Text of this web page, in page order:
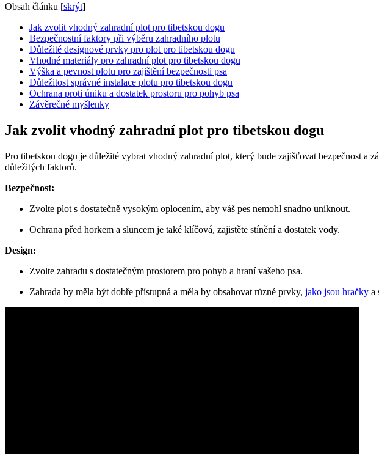
Obsah článku [skrýt]
Jak zvolit vhodný zahradní plot pro tibetskou dogu
Bezpečnostní faktory při výběru zahradního plotu
Důležité designové prvky pro plot pro tibetskou dogu
Vhodné materiály pro zahradní plot pro tibetskou dogu
Výška a pevnost plotu pro zajištění bezpečnosti psa
Důležitost správné instalace plotu pro tibetskou dogu
Ochrana proti úniku a dostatek prostoru pro pohyb psa
Závěrečné myšlenky
Jak zvolit vhodný zahradní plot pro tibetskou dogu
Pro tibetskou dogu je důležité vybrat vhodný zahradní plot, který bude zajišťovat bezpečnost a
důležitých faktorů.
Bezpečnost:
Zvolte plot s dostatečně vysokým oplocením, aby váš pes nemohl snadno uniknout.
Ochrana před horkem a sluncem je také klíčová, zajistěte stínění a dostatek vody.
Design:
Zvolte zahradu s dostatečným prostorem pro pohyb a hraní vašeho psa.
Zahrada by měla být dobře přístupná a měla by obsahovat různé prvky, jako jsou hračky a